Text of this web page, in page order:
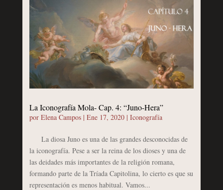
La Iconografía Mola- Cap. 4: “Juno-Hera”
por Elena Campos| Ene 17, 2020| Iconografía
La diosa Juno es una de las grandes desconocidas de
la iconografía. Pese a ser la reina de los dioses y una de
las deidades más importantes de la religión romana,
formando parte de la Tríada Capitolina, lo cierto es que su
representación es menos habitual. Vamos...